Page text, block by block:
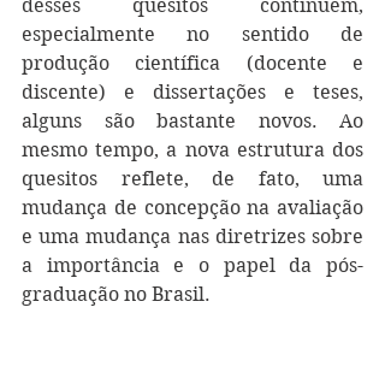
desses quesitos continuem,
especialmente no sentido de
produção científica (docente e
discente) e dissertações e teses,
alguns são bastante novos. Ao
mesmo tempo, a nova estrutura dos
quesitos reflete, de fato, uma
mudança de concepção na avaliação
e uma mudança nas diretrizes sobre
a importância e o papel da pós-
graduação no Brasil.